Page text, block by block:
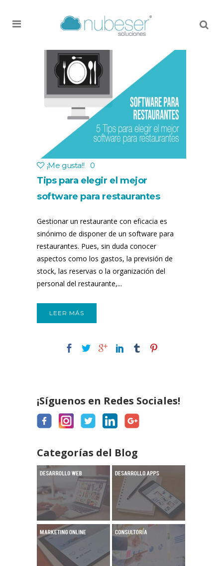
¡Me gusta!! 0
Tips para elegir el mejor
software para restaurantes
Gestionar un restaurante con eficacia es
sinónimo de disponer de un software para
restaurantes. Pues, sin duda conocer
aspectos como los gastos, la previsión de
stock, las reservas o la organización del
personal del restaurante,...
LEER MÁS
¡Síguenos en Redes Sociales!
Categorías del Blog